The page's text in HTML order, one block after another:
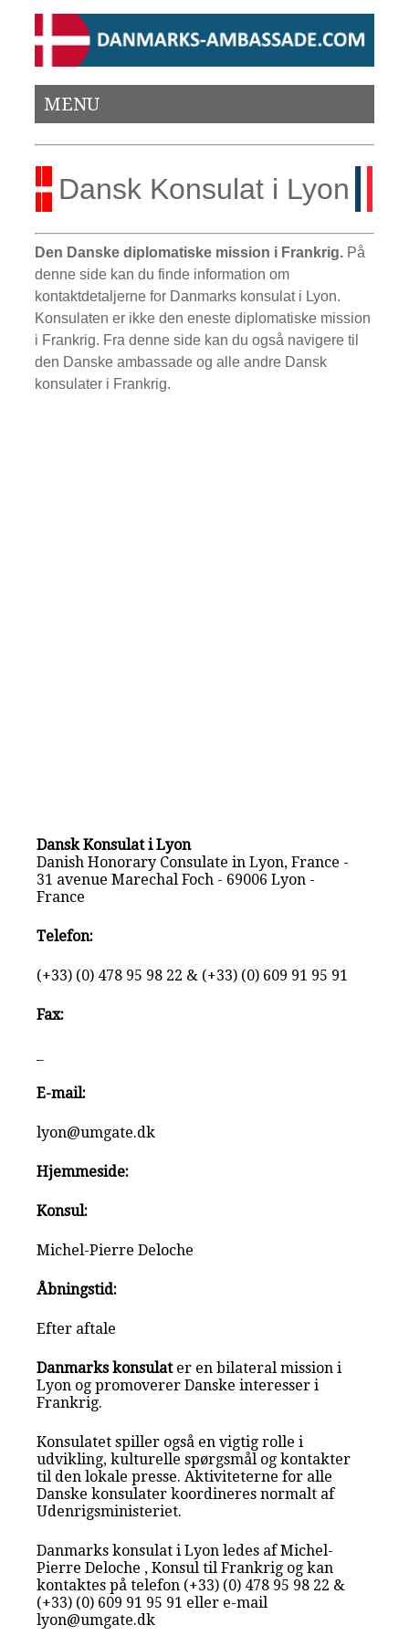
MENU
Dansk Konsulat i Lyon
Den Danske diplomatiske mission i Frankrig. På
denne side kan du finde information om
kontaktdetaljerne for Danmarks konsulat i Lyon.
Konsulaten er ikke den eneste diplomatiske mission
i Frankrig. Fra denne side kan du også navigere til
den Danske ambassade og alle andre Dansk
konsulater i Frankrig.
Dansk Konsulat i Lyon
Danish Honorary Consulate in Lyon, France -
31 avenue Marechal Foch - 69006 Lyon -
France
Telefon:
(+33) (0) 478 95 98 22 & (+33) (0) 609 91 95 91
Fax:
E-mail:
lyon@umgate.dk
Hjemmeside:
Konsul:
Michel-Pierre Deloche
Åbningstid:
Efter aftale
Danmarks konsulater en bilateral mission i
Lyon og promoverer Danske interesser i
Frankrig.
Konsulatet spiller også en vigtig rolle i
udvikling, kulturelle spørgsmål og kontakter
til den lokale presse. Aktiviteterne for alle
Danske konsulater koordineres normalt af
Udenrigsministeriet.
Danmarks konsulat i Lyon ledes af Michel-
Pierre Deloche , Konsul til Frankrig og kan
kontaktes på telefon (+33) (0) 478 95 98 22 &
(+33) (0) 609 91 95 91 eller e-mail
lyon@umgate.dk